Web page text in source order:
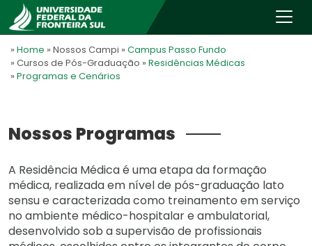
» Home » Nossos Campi » Campus Passo Fundo
» Cursos de Pós-Graduação » Residências Médicas
» Programas e Cenários
Nossos Programas
A Residência Médica é uma etapa da formação
médica, realizada em nível de pós-graduação lato
sensu e caracterizada como treinamento em serviço
no ambiente médico-hospitalar e ambulatorial,
desenvolvido sob a supervisão de profissionais